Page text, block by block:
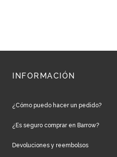
INFORMACIÓN
¿Cómo puedo hacer un pedido?
¿Es seguro comprar en Barrow?
Devoluciones y reembolsos